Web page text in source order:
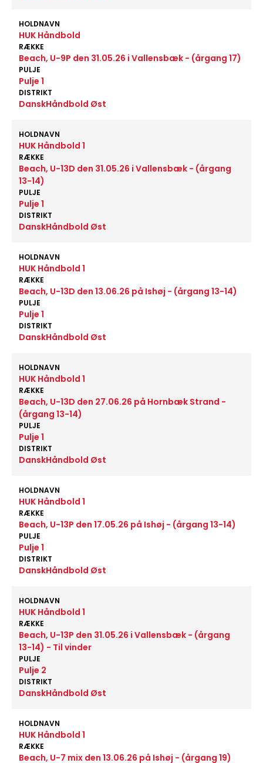
HOLDNAVN
HUK Håndbold
RÆKKE
Beach, U-9P den 31.05.26 i Vallensbæk - (årgang 17)
PULJE
Pulje 1
DISTRIKT
DanskHåndbold Øst
HOLDNAVN
HUK Håndbold 1
RÆKKE
Beach, U-13D den 31.05.26 i Vallensbæk - (årgang
13-14)
PULJE
Pulje 1
DISTRIKT
DanskHåndbold Øst
HOLDNAVN
HUK Håndbold 1
RÆKKE
Beach, U-13D den 13.06.26 på Ishøj - (årgang 13-14)
PULJE
Pulje 1
DISTRIKT
DanskHåndbold Øst
HOLDNAVN
HUK Håndbold 1
RÆKKE
Beach, U-13D den 27.06.26 på Hornbæk Strand -
(årgang 13-14)
PULJE
Pulje 1
DISTRIKT
DanskHåndbold Øst
HOLDNAVN
HUK Håndbold 1
RÆKKE
Beach, U-13P den 17.05.26 på Ishøj - (årgang 13-14)
PULJE
Pulje 1
DISTRIKT
DanskHåndbold Øst
HOLDNAVN
HUK Håndbold 1
RÆKKE
Beach, U-13P den 31.05.26 i Vallensbæk - (årgang
13-14) - Til vinder
PULJE
Pulje 2
DISTRIKT
DanskHåndbold Øst
HOLDNAVN
HUK Håndbold 1
RÆKKE
Beach, U-7 mix den 13.06.26 på Ishøj - (årgang 19)